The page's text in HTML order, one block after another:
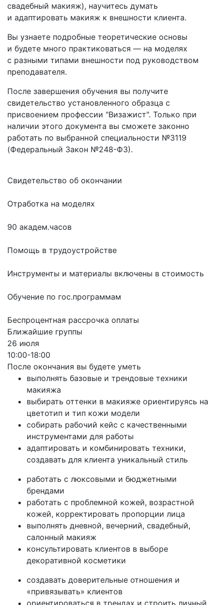
свадебный макияж), научитесь думать
и адаптировать макияж к внешности клиента.
Вы узнаете подробные теоретические основы
и будете много практиковаться — на моделях
с разными типами внешности под руководством
преподавателя.
После завершения обучения вы получите
свидетельство установленного образца с
присвоением профессии "Визажист". Только при
наличии этого документа вы сможете законно
работать по выбранной специальности №3119
(Федеральный Закон №248-ФЗ).
Свидетельство об окончании
Отработка на моделях
90 академ.часов
Помощь в трудоустройстве
Инструменты и материалы включены в стоимость
Обучение по гос.программам
Беспроцентная рассрочка оплаты
Ближайшие группы
26 июля
10:00-18:00
После окончания вы будете уметь
выполнять базовые и трендовые техники
макияжа
выбирать оттенки в макияже ориентируясь на
цветотип и тип кожи модели
собирать рабочий кейс с качественными
инструментами для работы
адаптировать и комбинировать техники,
создавать для клиента уникальный стиль
работать с люксовыми и бюджетными
брендами
работать с проблемной кожей, возрастной
кожей, корректировать пропорции лица
выполнять дневной, вечерний, свадебный,
салонный макияж
консультировать клиентов в выборе
декоративной косметики
создавать доверительные отношения и
«привязывать» клиентов